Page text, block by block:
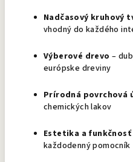
Nadčasový kruhový
vhodný do každého
Výberové drevo –
európske dreviny
Prírodná povrchová
chemických lakov
Estetika a funkčnosť
každodenný pomocník